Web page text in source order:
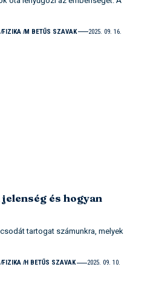
FIZIKA M BETŰS SZAVAK 2025. 09. 16.
és hogyan
tartogat számunkra, melyek
FIZIKA H BETŰS SZAVAK 2025. 09. 10.